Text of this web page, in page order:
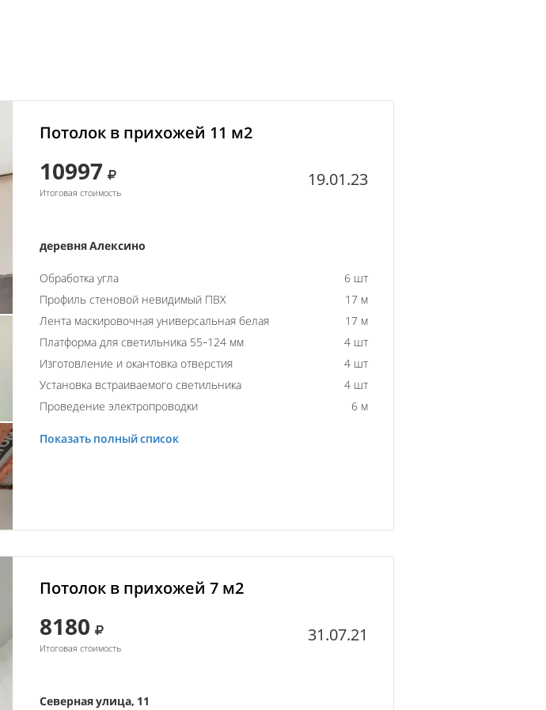
Потолок в прихожей 11 м2
10997
Итоговая стоимость
19.01.23
деревня Алексино
Обработка угла
6 шт
Профиль стеновой невидимый ПВХ
17 м
Лента маскировочная универсальная белая
17 м
Платформа для светильника 55-124 мм
4 шт
Изготовление и окантовка отверстия
4 шт
Установка встраиваемого светильника
4 шт
Проведение электропроводки
6 м
Показать полный список
Потолок в прихожей 7 м2
8180
Итоговая стоимость
31.07.21
Северная улица, 11